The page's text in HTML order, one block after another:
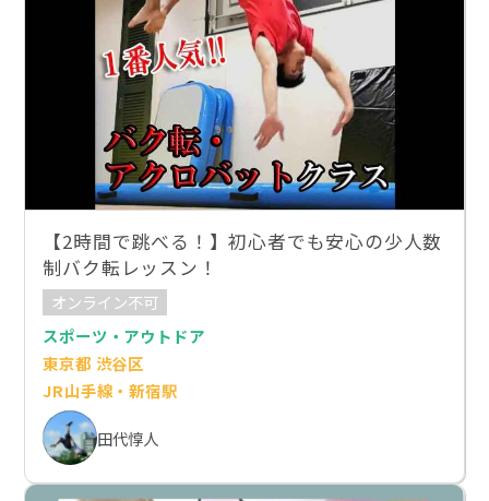
【2時間で跳べる！】初心者でも安心の少人数
制バク転レッスン！
オンライン不可
スポーツ・アウトドア
東京都 渋谷区
JR山手線・新宿駅
田代惇人